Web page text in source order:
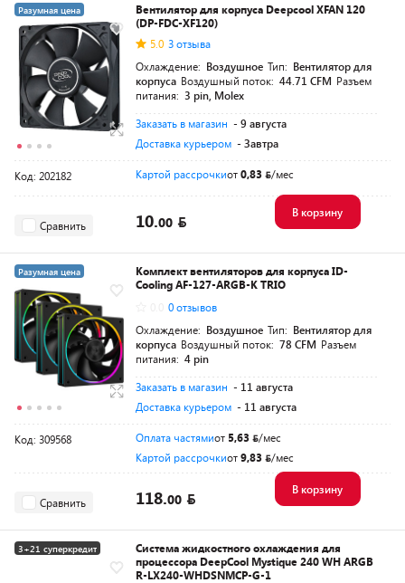
Разумная цена
Вентилятор для корпуса Deepcool XFAN 120
(DP-FDC-XF120)
5.0 3 отзыва
Охлаждение: Воздушное Тип: Вентилятор для
корпуса Воздушный поток: 44.71 CFM Разъем
питания: 3 pin, Molex
Заказать в магазин - 9 августа
Доставка курьером - Завтра
Код: 202182 Картой рассрочкиот0,83 /мес
Сравнить 10.00
В корзину
Разумная цена
Комплект вентиляторов для корпуса ID-
Cooling AF-127-ARGB-K TRIO
0 отзывов
Охлаждение: Воздушное Тип: Вентилятор для
корпуса Воздушный поток: 78 CFM Разъем
питания: 4 pin
Заказать в магазин - 11 августа
Доставка курьером - 11 августа
Код: 309568 Оплата частямиот 5,63
/мес
Картой рассрочкиот9,83 /мес
Сравнить 118.00
В корзину
3+21 суперкредит
Система жидкостного охлаждения для
процессора DeepCool Mystique 240 WH ARGB
R-LX240-WHDSNMCP-G-1